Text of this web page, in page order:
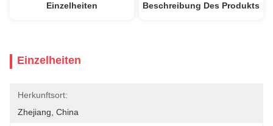
Einzelheiten Beschreibung Des Produkts
Einzelheiten
Herkunftsort:
Zhejiang, China